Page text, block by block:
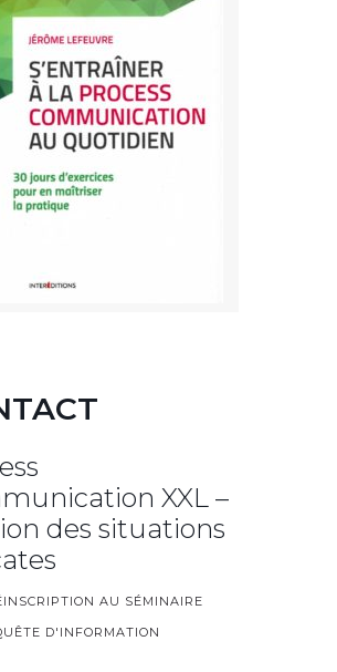
XXL –
des situations
AU SÉMINAIRE
D'INFORMATION